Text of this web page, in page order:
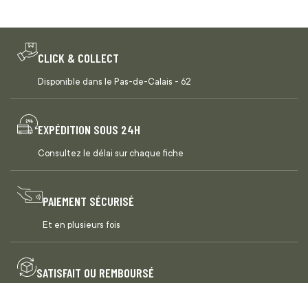
CLICK & COLLECT
Disponible dans le Pas-de-Calais - 62
EXPÉDITION SOUS 24H
Consultez le délai sur chaque fiche
PAIEMENT SÉCURISÉ
Et en plusieurs fois
SATISFAIT OU REMBOURSÉ